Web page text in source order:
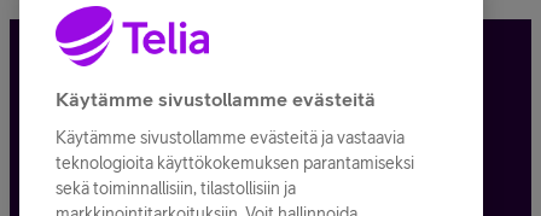
Tietosuoja ja -turva
Tilauksen peruuttaminen
Käyttöehdot
Käytämme sivustollamme evästeitä
Käytämme sivustollamme evästeitä ja vastaavia
teknologioita käyttökokemuksen parantamiseksi
sekä toiminnallisiin, tilastollisiin ja